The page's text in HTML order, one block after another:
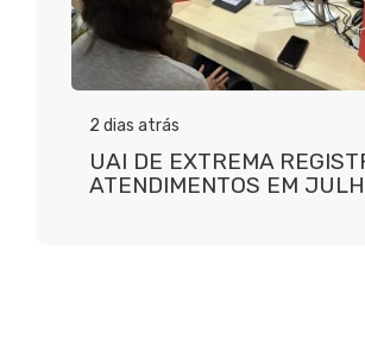
2 dias atrás
UAI DE EXTREMA
ATENDIMENTOS EM